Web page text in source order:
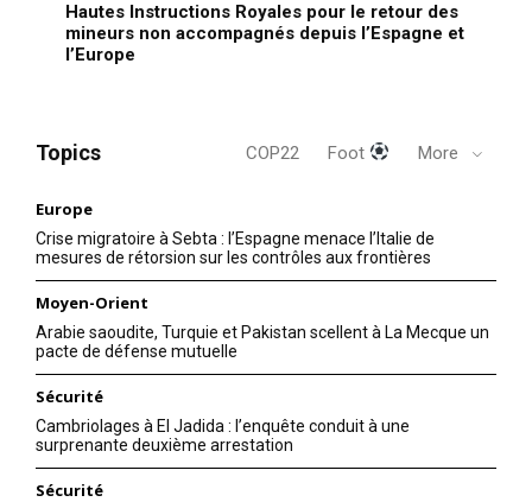
Hautes Instructions Royales pour le retour des
mineurs non accompagnés depuis l’Espagne et
l’Europe
Topics COP22 Foot More
Europe
Crise migratoire à Sebta : l’Espagne menace l’Italie de
mesures de rétorsion sur les contrôles aux frontières
Moyen-Orient
Arabie saoudite, Turquie et Pakistan scellent à La Mecque un
pacte de défense mutuelle
Sécurité
Cambriolages à El Jadida : l’enquête conduit à une
surprenante deuxième arrestation
Sécurité